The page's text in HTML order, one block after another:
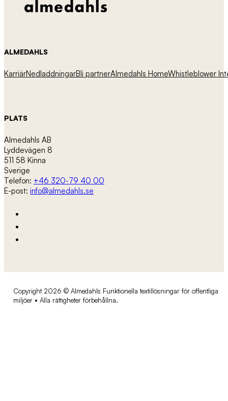
ALMEDAHLS
KarriärNedladdningarBli partnerAlmedahls HomeWhistleblower
PLATS
Almedahls AB
Lyddevägen 8
511 58 Kinna
Sverige
Telefon: +46 320-79 40 00
E-post: info@almedahls.se
Copyright 2026 © Almedahls Funktionella textillösningar för offentliga
miljöer • Alla rättigheter förbehållna.